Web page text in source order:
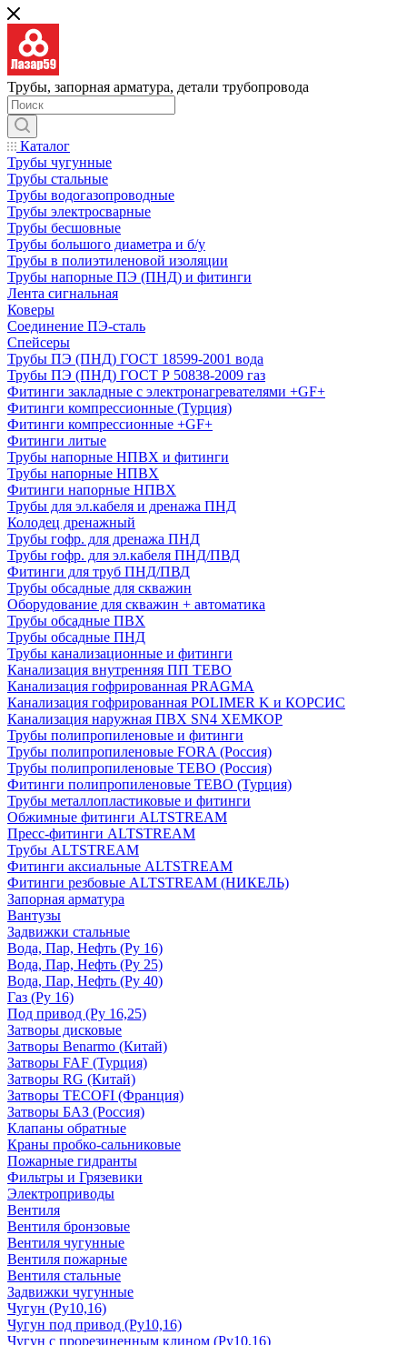
Трубы, запорная арматура, детали трубопровода
Каталог
Трубы чугунные
Трубы стальные
Трубы водогазопроводные
Трубы электросварные
Трубы бесшовные
Трубы большого диаметра и б/у
Трубы в полиэтиленовой изоляции
Трубы напорные ПЭ (ПНД) и фитинги
Лента сигнальная
Коверы
Соединение ПЭ-сталь
Спейсеры
Трубы ПЭ (ПНД) ГОСТ 18599-2001 вода
Трубы ПЭ (ПНД) ГОСТ Р 50838-2009 газ
Фитинги закладные с электронагревателями +GF+
Фитинги компрессионные (Турция)
Фитинги компрессионные +GF+
Фитинги литые
Трубы напорные НПВХ и фитинги
Трубы напорные НПВХ
Фитинги напорные НПВХ
Трубы для эл.кабеля и дренажа ПНД
Колодец дренажный
Трубы гофр. для дренажа ПНД
Трубы гофр. для эл.кабеля ПНД/ПВД
Фитинги для труб ПНД/ПВД
Трубы обсадные для скважин
Оборудование для скважин + автоматика
Трубы обсадные ПВХ
Трубы обсадные ПНД
Трубы канализационные и фитинги
Канализация внутренняя ПП TEBO
Канализация гофрированная PRAGMA
Канализация гофрированная POLIMER K и КОРСИС
Канализация наружная ПВХ SN4 ХЕМКОР
Трубы полипропиленовые и фитинги
Трубы полипропиленовые FORA (Россия)
Трубы полипропиленовые TEBO (Россия)
Фитинги полипропиленовые TEBO (Турция)
Трубы металлопластиковые и фитинги
Обжимные фитинги ALTSTREAM
Пресс-фитинги ALTSTREAM
Трубы ALTSTREAM
Фитинги аксиальные ALTSTREAM
Фитинги резбовые ALTSTREAM (НИКЕЛЬ)
Запорная арматура
Вантузы
Задвижки стальные
Вода, Пар, Нефть (Ру 16)
Вода, Пар, Нефть (Ру 25)
Вода, Пар, Нефть (Ру 40)
Газ (Ру 16)
Под привод (Ру 16,25)
Затворы дисковые
Затворы Benarmo (Китай)
Затворы FAF (Турция)
Затворы RG (Китай)
Затворы TECOFI (Франция)
Затворы БАЗ (Россия)
Клапаны обратные
Краны пробко-сальниковые
Пожарные гидранты
Фильтры и Грязевики
Электроприводы
Вентиля
Вентиля бронзовые
Вентиля чугунные
Вентиля пожарные
Вентиля стальные
Задвижки чугунные
Чугун (Ру10,16)
Чугун под привод (Ру10,16)
Чугун с прорезиненным клином (Ру10,16)